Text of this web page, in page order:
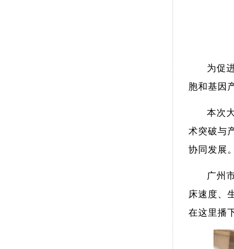
为促
胞和基因
本次
术突破与
协同发展
广州
床速度、
在这里播